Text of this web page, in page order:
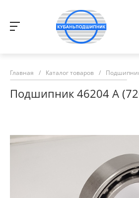
Главная / Каталог товаров /
Подшипник 46204 А